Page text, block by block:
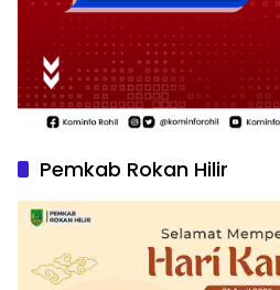
Pemkab Rokan Hilir